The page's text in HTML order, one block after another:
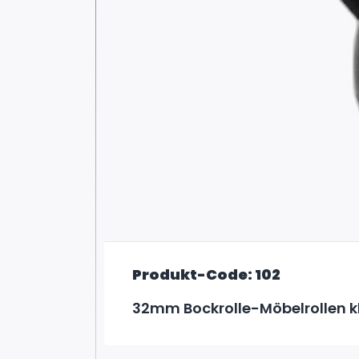
Produkt-Code: 102
32mm Bockrolle-Möbelrollen